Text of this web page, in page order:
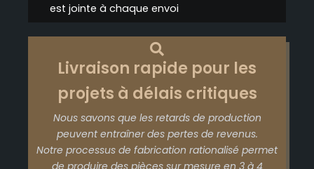
est jointe à chaque envoi
Livraison rapide pour les
projets à délais critiques
Nous savons que les retards de production
peuvent entraîner des pertes de revenus.
Notre processus de fabrication rationalisé permet
de produire des pièces sur mesure en 3 à 4